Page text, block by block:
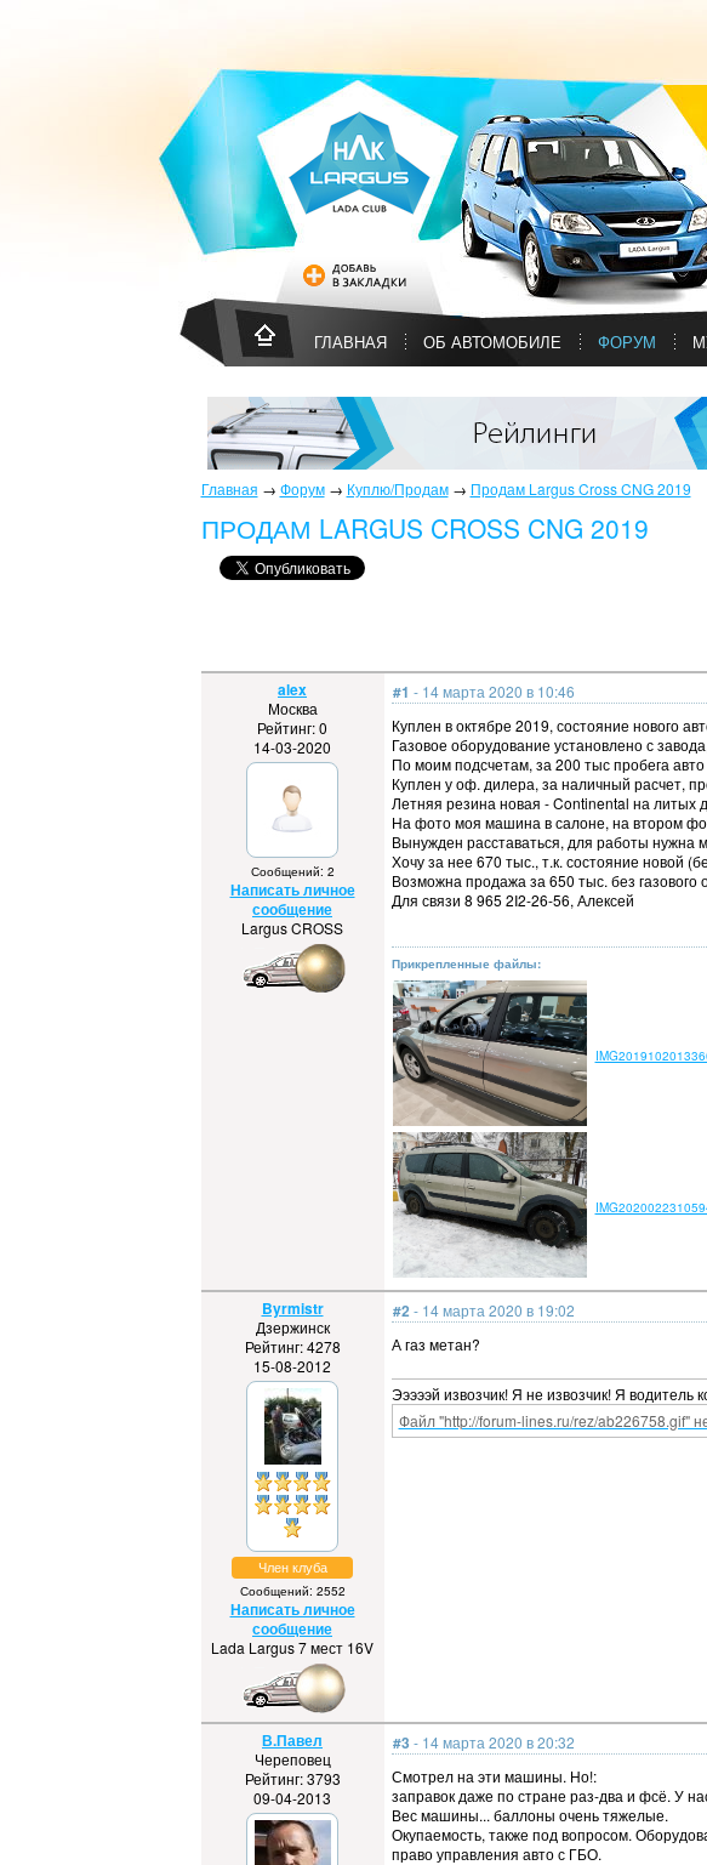
ГЛАВНАЯ ОБ АВТОМОБИЛЕ ФОРУМ
Главная → Форум→ Куплю/Продам→ Продам Largus Cross CNG 2019
ПРОДАМ LARGUS CROSS CNG 2019
alex
Москва
Рейтинг: 0
14-03-2020
Сообщений: 2
Написать личное
сообщение
Largus CROSS
#1 - 14 марта 2020 в 10:46
Куплен в октябре 2019, состояние нового
Газовое оборудование установлено с
По моим подсчетам, за 200 тыс пробега
Куплен у оф. дилера, за наличный расчет,
Летняя резина новая - Continental на
На фото моя машина в салоне, на втором
Вынужден расставаться, для работы нужна
Хочу за нее 670 тыс., т.к. состояние новой
Возможна продажа за 650 тыс. без газового
Для связи 8 965 2I2-26-56, Алексей
Прикрепленные файлы:
Byrmistr
Дзержинск
Рейтинг: 4278
15-08-2012
Член клуба
Сообщений: 2552
Написать личное
сообщение
Lada Largus 7 мест 16V
#2 - 14 марта 2020 в 19:02
А газ метан?
Эээээй извозчик! Я не извозчик! Я водитель
Файл "http://forum-lines.ru/rez/ab226758.gif"
В.Павел
Череповец
Рейтинг: 3793
09-04-2013
#3 - 14 марта 2020 в 20:32
Смотрел на эти машины. Но!:
заправок даже по стране раз-два и фсё. У
Вес машины... баллоны очень тяжелые.
Окупаемость, также под вопросом.
право управления авто с ГБО.